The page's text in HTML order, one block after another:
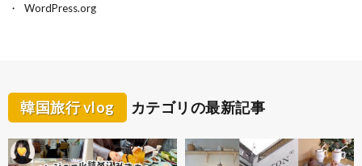
WordPress.org
韓国旅行 vlog カテゴリの最新記事